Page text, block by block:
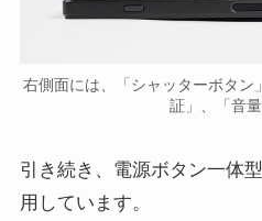
右側面には、「シャッターボタン
証」、「音量
引き続き、電源ボタン一体
用しています。